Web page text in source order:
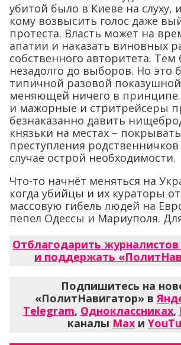
убитой было в Киеве на слуху,
кому возвысить голос даже
протеста. Власть может на
апатии и наказать виновных
собственного авторитета. Тем
незадолго до выборов. Но это
типичной разовой
меняющей ничего в
и мажорные и стритрейсеры
безнаказанно давить
князьки на местах – покрывать
преступления
случае острой необходимости.
Что-то начнёт меняться на
когда убийцы и их кураторы
массовую гибель людей на
пепел Одессы и Мариуполя.
Отблагодарить
и поддержать
Подпишитесь на
«ПолитНавигатор» в
Telegram, Одноклассниках,
каналы Max и